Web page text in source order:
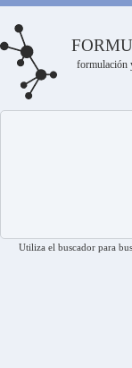
formulación
Utiliza el buscador para